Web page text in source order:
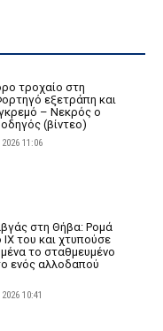
τροχαίο στη
εξετράπη και
– Νεκρός ο
(βίντεο)
11:06
στη Θήβα: Ρομά
του και χτυπούσε
το σταθμευμένο
ενός αλλοδαπού
10:41